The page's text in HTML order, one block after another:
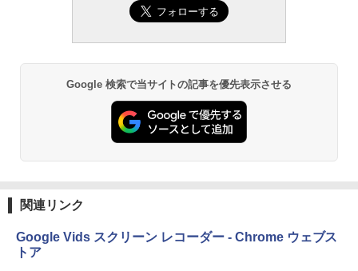
Google 検索で当サイトの記事を優先表示させる
関連リンク
Google Vids スクリーン レコーダー - Chrome ウェブス
トア